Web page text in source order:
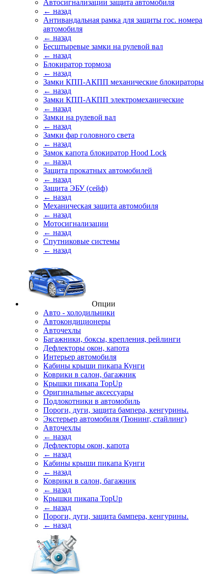
Автосигнализации защита автомобиля
← назад
Антивандальная рамка для защиты гос. номера
автомобиля
← назад
Бесштыревые замки на рулевой вал
← назад
Блокиратор тормоза
← назад
Замки КПП-АКПП механические блокираторы
← назад
Замки КПП-АКПП электромеханические
← назад
Замки на рулевой вал
← назад
Замки фар головного света
← назад
Замок капота блокиратор Hood Lock
← назад
Защита прокатных автомобилей
← назад
Защита ЭБУ (сейф)
← назад
Механическая защита автомобиля
← назад
Мотосигнализации
← назад
Спутниковые системы
← назад
Опции
Авто - холодильники
Автокондиционеры
Авточехлы
Багажники, боксы, крепления, рейлинги
Дефлекторы окон, капота
Интерьер автомобиля
Кабины крыши пикапа Кунги
Коврики в салон, багажник
Крышки пикапа TopUp
Оригинальные аксессуары
Подлокотники в автомобиль
Пороги, дуги, защита бампера, кенгурины.
Экстерьер автомобиля (Тюнинг, стайлинг)
Авточехлы
← назад
Дефлекторы окон, капота
← назад
Кабины крыши пикапа Кунги
← назад
Коврики в салон, багажник
← назад
Крышки пикапа TopUp
← назад
Пороги, дуги, защита бампера, кенгурины.
← назад